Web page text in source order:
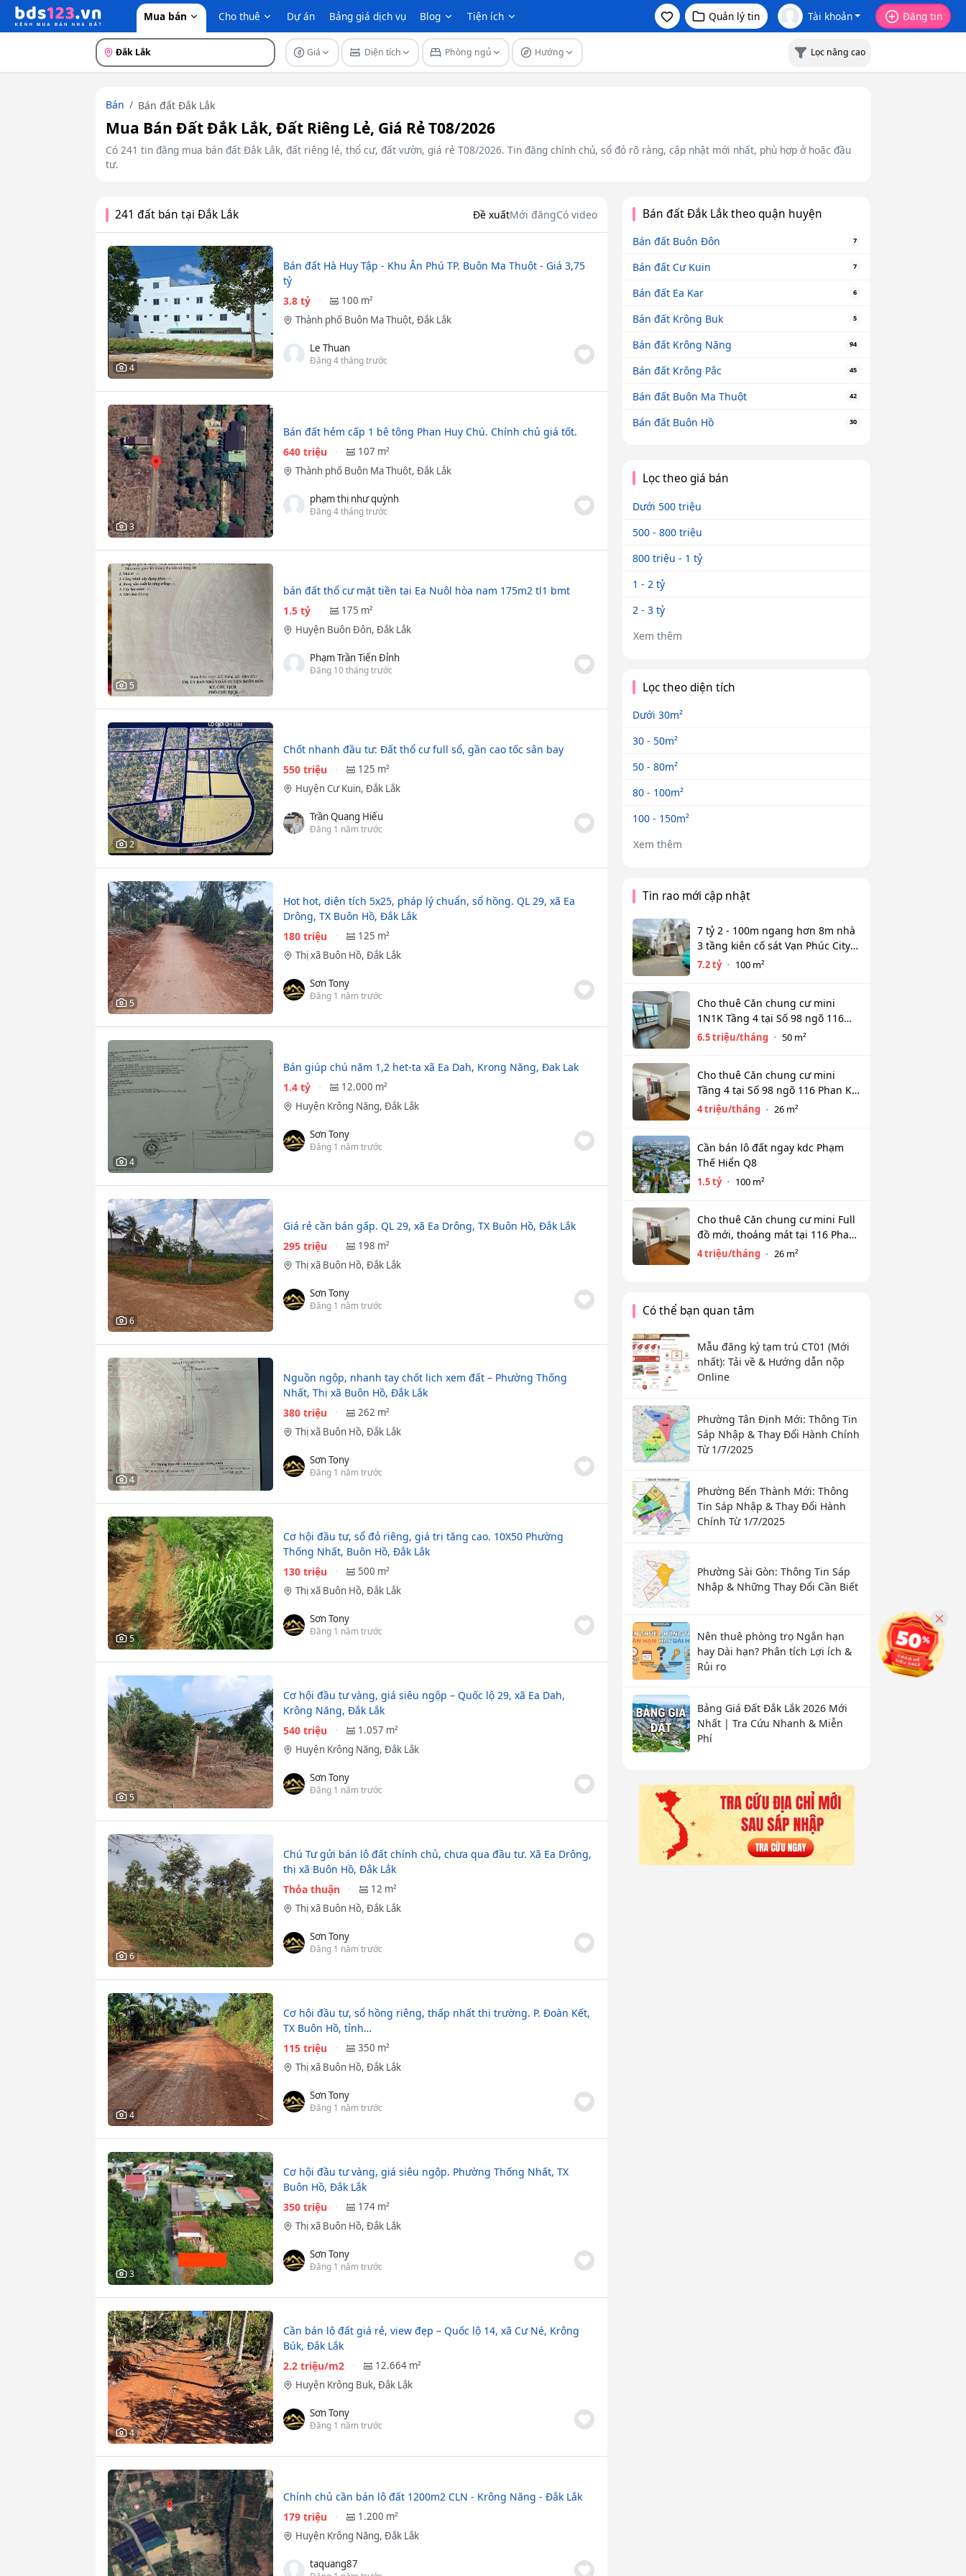
Mua bán Cho thuê Dự án Bảng giá dịch vụ Blog Tiện ích Quản lý tin Tài khoản Đăng tin
Đắk Lắk Giá Diện tích Phòng ngủ Hướng Lọc nâng cao
Bán Bán đất Đắk Lắk
Mua Bán Đất Đắk Lắk, Đất Riêng Lẻ, Giá Rẻ T08/2026
Có 241 tin đăng mua bán đất Đắk Lắk, đất riêng lẻ, thổ cư, đất vườn, giá rẻ T08/2026. Tin đăng chính chủ, sổ đỏ rõ ràng, cập nhật mới nhất, phù hợp ở hoặc đầu
tư.
241 đất bán tại Đắk Lắk Đề xuấtMới đăngCó video
4
Bán đất Hà Huy Tập - Khu Ân Phú TP. Buôn Ma Thuột - Giá 3,75
tỷ
3.8 tỷ
100 m²
Thành phố Buôn Ma Thuột, Đắk Lắk
Le Thuan
Đăng 4 tháng trước
3
Bán đất hẻm cấp 1 bê tông Phan Huy Chú. Chính chủ giá tốt.
640 triệu
107 m²
Thành phố Buôn Ma Thuột, Đắk Lắk
phạm thị như quỳnh
Đăng 4 tháng trước
5
bán đất thổ cư mặt tiền tại Ea Nuôl hòa nam 175m2 tl1 bmt
1.5 tỷ
175 m²
Huyện Buôn Đôn, Đắk Lắk
Phạm Trần Tiến Đỉnh
Đăng 10 tháng trước
2
Chốt nhanh đầu tư: Đất thổ cư full sổ, gần cao tốc sân bay
550 triệu
125 m²
Huyện Cư Kuin, Đắk Lắk
Trần Quang Hiếu
Đăng 1 năm trước
5
Hot hot, diện tích 5x25, pháp lý chuẩn, sổ hồng. QL 29, xã Ea
Drông, TX Buôn Hồ, Đắk Lắk
180 triệu
125 m²
Thị xã Buôn Hồ, Đắk Lắk
Sơn Tony
Đăng 1 năm trước
4
Bán giúp chú năm 1,2 het-ta xã Ea Dah, Krong Năng, Đak Lak
1.4 tỷ
12.000 m²
Huyện Krông Năng, Đắk Lắk
Sơn Tony
Đăng 1 năm trước
6
Giá rẻ cần bán gấp. QL 29, xã Ea Drông, TX Buôn Hồ, Đắk Lắk
295 triệu
198 m²
Thị xã Buôn Hồ, Đắk Lắk
Sơn Tony
Đăng 1 năm trước
4
Nguồn ngộp, nhanh tay chốt lịch xem đất – Phường Thống
Nhất, Thị xã Buôn Hồ, Đắk Lắk
380 triệu
262 m²
Thị xã Buôn Hồ, Đắk Lắk
Sơn Tony
Đăng 1 năm trước
5
Cơ hội đầu tư, sổ đỏ riêng, giá trị tăng cao. 10X50 Phường
Thống Nhất, Buôn Hồ, Đắk Lắk
130 triệu
500 m²
Thị xã Buôn Hồ, Đắk Lắk
Sơn Tony
Đăng 1 năm trước
5
Cơ hội đầu tư vàng, giá siêu ngộp – Quốc lộ 29, xã Ea Dah,
Krông Năng, Đắk Lắk
540 triệu
1.057 m²
Huyện Krông Năng, Đắk Lắk
Sơn Tony
Đăng 1 năm trước
6
Chú Tư gửi bán lô đất chính chủ, chưa qua đầu tư. Xã Ea Drông,
thị xã Buôn Hồ, Đắk Lắk
Thỏa thuận
12 m²
Thị xã Buôn Hồ, Đắk Lắk
Sơn Tony
Đăng 1 năm trước
4
Cơ hội đầu tư, sổ hồng riêng, thấp nhất thị trường. P. Đoàn Kết,
TX Buôn Hồ, tỉnh…
115 triệu
350 m²
Thị xã Buôn Hồ, Đắk Lắk
Sơn Tony
Đăng 1 năm trước
3
Cơ hội đầu tư vàng, giá siêu ngộp. Phường Thống Nhất, TX
Buôn Hồ, Đắk Lắk
350 triệu
174 m²
Thị xã Buôn Hồ, Đắk Lắk
Sơn Tony
Đăng 1 năm trước
4
Cần bán lô đất giá rẻ, view đẹp – Quốc lộ 14, xã Cư Né, Krông
Búk, Đắk Lắk
2.2 triệu/m2
12.664 m²
Huyện Krông Buk, Đắk Lắk
Sơn Tony
Đăng 1 năm trước
Chính chủ cần bán lô đất 1200m2 CLN - Krông Năng - Đắk Lắk
179 triệu
1.200 m²
Huyện Krông Năng, Đắk Lắk
taquang87
Bán đất Đắk Lắk theo quận huyện
Bán đất Buôn Đôn 7
Bán đất Cư Kuin 7
Bán đất Ea Kar 6
Bán đất Krông Buk 5
Bán đất Krông Năng 94
Bán đất Krông Pắc 45
Bán đất Buôn Ma Thuột 42
Bán đất Buôn Hồ 30
Lọc theo giá bán
Dưới 500 triệu
500 - 800 triệu
800 triệu - 1 tỷ
1 - 2 tỷ
2 - 3 tỷ
Xem thêm
Lọc theo diện tích
Dưới 30m²
30 - 50m²
50 - 80m²
80 - 100m²
100 - 150m²
Xem thêm
Tin rao mới cập nhật
7 tỷ 2 - 100m ngang hơn 8m nhà
3 tầng kiên cố sát Vạn Phúc City -
HẺM XE HƠI TỚI CỬA
7.2 tỷ 100 m²
Cho thuê Căn chung cư mini
1N1K Tầng 4 tại Số 98 ngõ 116
Phan Kế Bính, Ba Đình. Chỉ 6.5tr
6.5 triệu/tháng 50 m²
Cho thuê Căn chung cư mini
Tầng 4 tại Số 98 ngõ 116 Phan Kế
Bính, Cống Vị, Ba Đình. Chỉ 4tr
4 triệu/tháng 26 m²
Cần bán lô đất ngay kdc Phạm
Thế Hiển Q8
1.5 tỷ 100 m²
Cho thuê Căn chung cư mini Full
đồ mới, thoáng mát tại 116 Phan
Kế Bính, Ba Đình. Chỉ 4 tr
4 triệu/tháng 26 m²
Có thể bạn quan tâm
Mẫu đăng ký tạm trú CT01 (Mới
nhất): Tải về & Hướng dẫn nộp
Online
Phường Tân Định Mới: Thông Tin
Sáp Nhập & Thay Đổi Hành Chính
Từ 1/7/2025
Phường Bến Thành Mới: Thông
Tin Sáp Nhập & Thay Đổi Hành
Chính Từ 1/7/2025
Phường Sài Gòn: Thông Tin Sáp
Nhập & Những Thay Đổi Cần Biết
Nên thuê phòng trọ Ngắn hạn
hay Dài hạn? Phân tích Lợi ích &
Rủi ro
Bảng Giá Đất Đắk Lắk 2026 Mới
Nhất | Tra Cứu Nhanh & Miễn
Phí